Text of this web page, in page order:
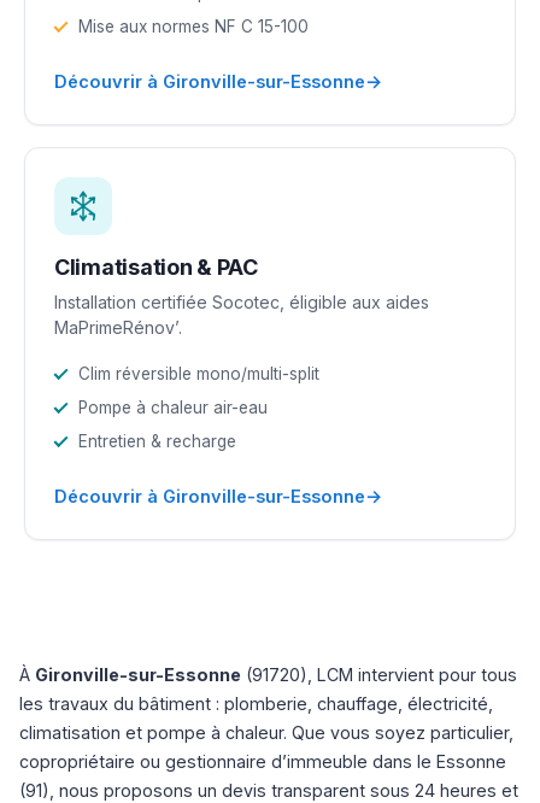
Mise aux normes NF C 15-100
Découvrir à Gironville-sur-Essonne→
Climatisation & PAC
Installation certifiée Socotec, éligible aux aides
MaPrimeRénov’.
Clim réversible mono/multi-split
Pompe à chaleur air-eau
Entretien & recharge
Découvrir à Gironville-sur-Essonne→
À Gironville-sur-Essonne (91720), LCM intervient pour tous
les travaux du bâtiment : plomberie, chauffage, électricité,
climatisation et pompe à chaleur. Que vous soyez particulier,
copropriétaire ou gestionnaire d’immeuble dans le Essonne
(91), nous proposons un devis transparent sous 24 heures et